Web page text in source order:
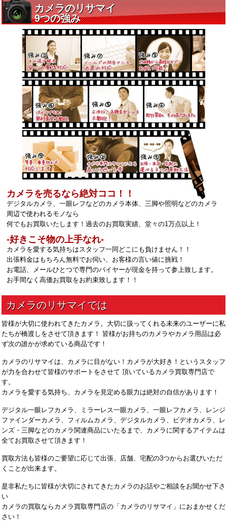
カメラを売るなら絶対ココ！！
デジタルカメラ、一眼レフなどのカメラ本体、三脚や照明などのカメラ
周辺で使われるモノなら
何でもお買取いたします！過去のお買取実績、堂々の1万点以上！
‐好きこそ物の上手なれ‐
カメラを愛する気持ちはスタッフ一同どこにも負けません！！
出張料金はもちろん無料でお伺い、お客様の言い値に挑戦！
お電話、メールひとつで専門のバイヤーが現金を持って参上致します。
お手間なく高価お買取をお約束致します！！
皆様が大切に使われてきたカメラ。大切に扱ってくれる未来のユーザーに私
たちが橋渡しをさせて頂きます！ 皆様がお持ちのカメラやカメラ用品は必
ず次の誰かが求めている商品です！
カメラのリサマイは、カメラに目がない！カメラが大好き！というスタッフ
が力を合わせて皆様のサポートをさせて 頂いているカメラ買取専門店で
す。
カメラを愛する気持ち、カメラを見定める眼力は絶対の自信があります！
デジタル一眼レフカメラ、ミラーレス一眼カメラ、一眼レフカメラ、レンジ
ファインダーカメラ、フィルムカメラ、デジタルカメラ、ビデオカメラ、レ
ンズ・三脚などのカメラ関連商品にいたるまで、カメラに関するアイテムは
全てお買取させて頂きます！
買取方法も皆様のご要望に応じて出張、店舗、宅配の3つからお選びいただ
くことが出来ます。
是非私たちに皆様が大切にされてきたカメラのお話やご相談をお聞かせ下さ
い
カメラの買取ならカメラ買取専門店の「カメラのリサマイ」におまかせくだ
さい！